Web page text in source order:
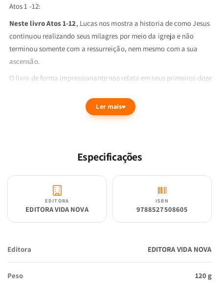
Atos 1 -12:
Neste livro Atos 1-12, Lucas nos mostra a historia de como Jesus
continuou realizando seus milagres por meio da igreja e não
terminou somente com a ressurreição, nem mesmo com a sua
ascensão.
O livro de forma impressionante nos relata em seus primeiros doze
a ascensão de Jesus, a descida do Espírito no Pentecostes, o
primeiro martírio cristão, a conversão de Saulo (o maior
estruturam o principio dessa igreja, qual permanece até os nossos
Ler mais
Especificações
EDITORA
EDITORA VIDA NOVA
ISBN
9788527508605
Editora EDITORA VIDA NOVA
Peso 120 g